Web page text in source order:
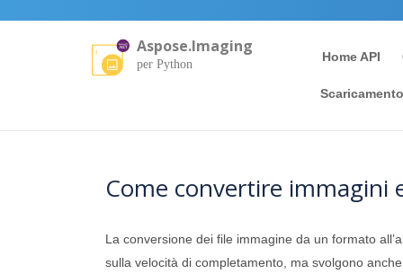
Aspose.Imaging
per Python
Home API
Scaricamento
Come convertire immagini
La conversione dei file immagine da un formato
sulla velocità di completamento, ma svolgono